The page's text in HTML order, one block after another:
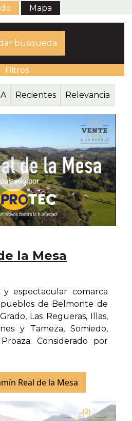
Mapa
búsqueda
Filtros
Recientes Relevancia
la Mesa
espectacular comarca
de Belmonte de
Las Regueras, Illas,
y Tameza, Somiedo,
Considerado por
Real de la Mesa